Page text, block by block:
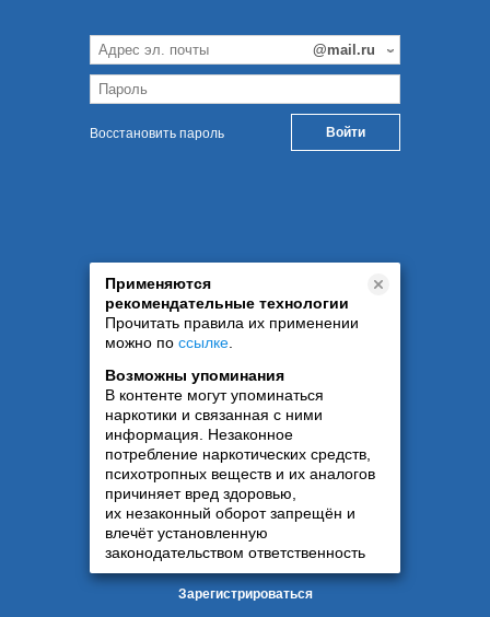
Восстановить пароль
Применяются
рекомендательные технологии
Прочитать правила их применении
можно по ссылке
Возможны упоминания
В контенте могут упоминаться
наркотики и связанная с ними
информация. Незаконное
потребление наркотических средств,
психотропных веществ и их аналогов
причиняет вред здоровью,
их незаконный оборот запрещён и
влечёт установленную
законодательством ответственность
Зарегистрироваться